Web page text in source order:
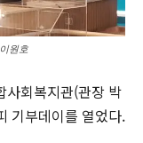
원호
사회복지관(관장 박
기부데이를 열었다.